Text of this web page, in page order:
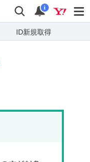
検索 通知
i
ID新規取得